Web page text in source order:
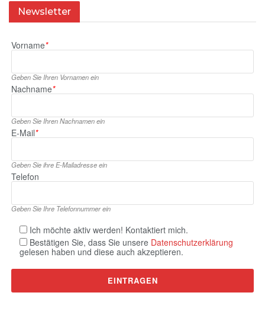
Newsletter
Vorname*
Geben Sie Ihren Vornamen ein
Nachname*
Geben Sie Ihren Nachnamen ein
E‑Mail*
Geben Sie ihre E‑Mailadresse ein
Telefon
Geben Sie Ihre Telefonnummer ein
Ich möchte aktiv werden! Kontaktiert mich.
Bestätigen Sie, dass Sie unsere Datenschutzerklärung
gelesen haben und diese auch akzeptieren.